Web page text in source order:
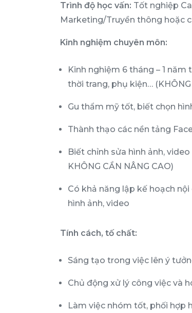
Trình độ học vấn: Tốt nghiệp
Marketing/Truyền thông hoặc
Kinh nghiệm chuyên môn:
Kinh nghiệm 6 tháng – 1
thời trang, phụ kiện… (KHÔNG
Gu thẩm mỹ tốt, biết chọn
Thành thạo các nền tảng
Biết chỉnh sửa hình ảnh,
KHÔNG CẦN NÂNG CAO)
Có khả năng lập kế hoạch
hình ảnh, video
Tính cách, tố chất:
Sáng tạo trong việc lên ý
Chủ động xử lý công việc và
Làm việc nhóm tốt, phối hợp